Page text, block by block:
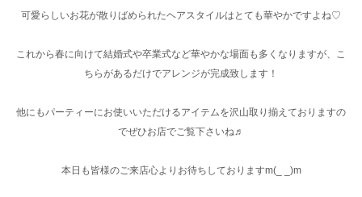
可愛らしいお花が散りばめられたヘアスタイルはとても華やかですよね♡
これから春に向けて結婚式や卒業式など華やかな場面も多くなりますが、こ
ちらがあるだけでアレンジが完成致します！
他にもパーティーにお使いいただけるアイテムを沢山取り揃えておりますの
でぜひお店でご覧下さいね♬
本日も皆様のご来店心よりお待ちしておりますm(_ _)m